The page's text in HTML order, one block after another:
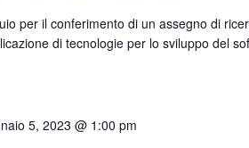
per il conferimento di un assegno di
di tecnologie per lo sviluppo del
5, 2023 @ 1:00 pm